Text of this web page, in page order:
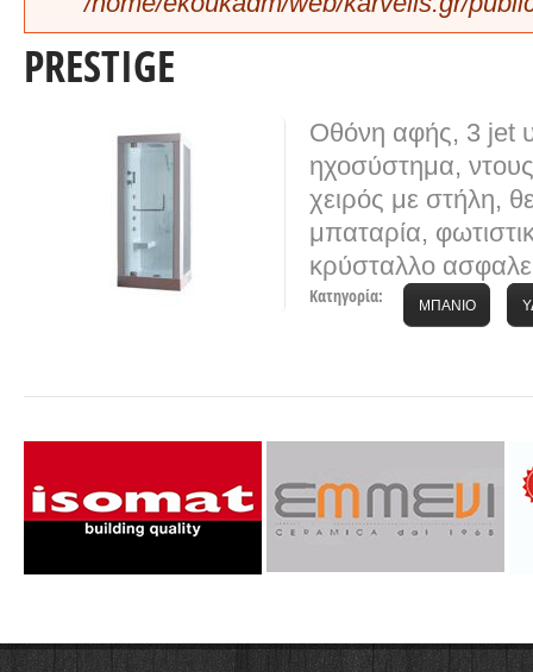
PRESTIGE
Οθόνη αφής, 3 jet
ηχοσύστημα,
χειρός με στήλη,
μπαταρία,
κρύσταλλο
Κατηγορία: ΜΠΑΝΙΟ